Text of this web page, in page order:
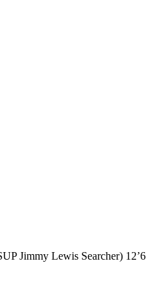
Jimmy Lewis Searcher) 12’6